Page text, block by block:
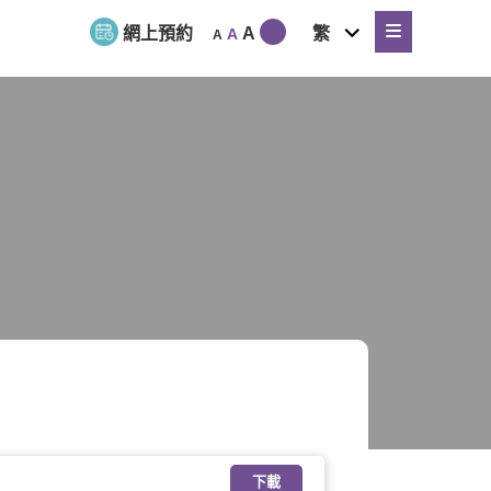
網上預約 A A A 繁
expand
child
menu
下載